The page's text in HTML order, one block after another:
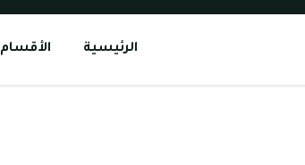
الرئيسية الأقسام